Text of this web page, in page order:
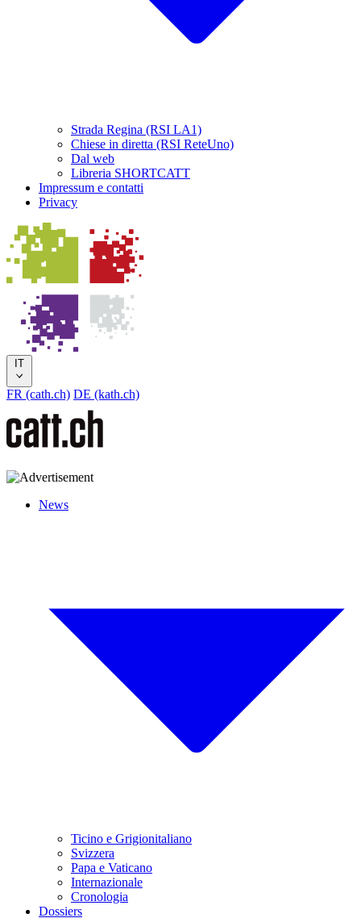
Strada Regina (RSI LA1)
Chiese in diretta (RSI ReteUno)
Dal web
Libreria SHORTCATT
Impressum e contatti
Privacy
IT
FR (cath.ch) DE (kath.ch)
News
Ticino e Grigionitaliano
Svizzera
Papa e Vaticano
Internazionale
Cronologia
Dossiers